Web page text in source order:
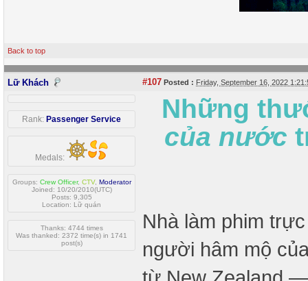
Back to top
Lữ Khách #107 Posted : Friday, September 16, 2022
Rank: Passenger Service
Medals:
Groups: Crew Officer, CTV, Moderator
Joined: 10/20/2010(UTC)
Posts: 9,305
Location: Lữ quán
Thanks: 4744 times
Was thanked: 2372 time(s) in 1741
post(s)
Những
của nước
Nhà làm phim
người hâm mộ